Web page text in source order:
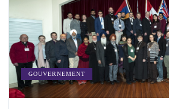
GOUVERNEMENT